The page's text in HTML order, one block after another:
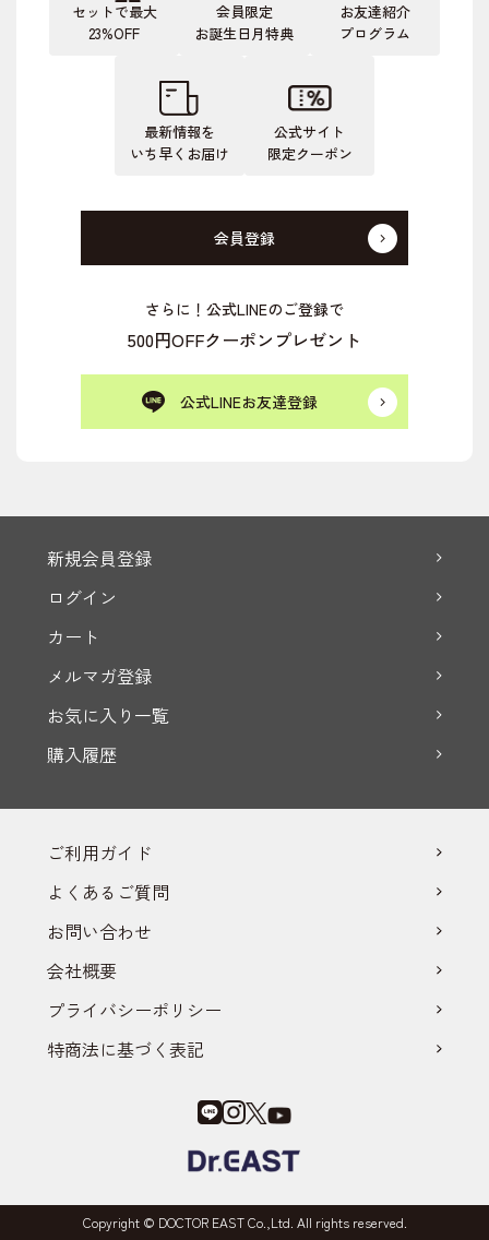
セットで最大
23%OFF
会員限定
お誕生日月特典
お友達紹介
プログラム
最新情報を
いち早くお届け
公式サイト
限定クーポン
会員登録
さらに！公式LINEのご登録で
500円OFFクーポンプレゼント
公式LINEお友達登録
新規会員登録
ログイン
カート
メルマガ登録
お気に入り一覧
購入履歴
ご利用ガイド
よくあるご質問
お問い合わせ
会社概要
プライバシーポリシー
特商法に基づく表記
Copyright © DOCTOR EAST Co.,Ltd. All rights reserved.